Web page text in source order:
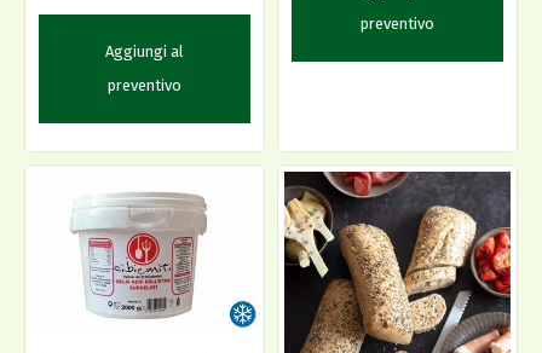
Aggiungi al
preventivo
preventivo